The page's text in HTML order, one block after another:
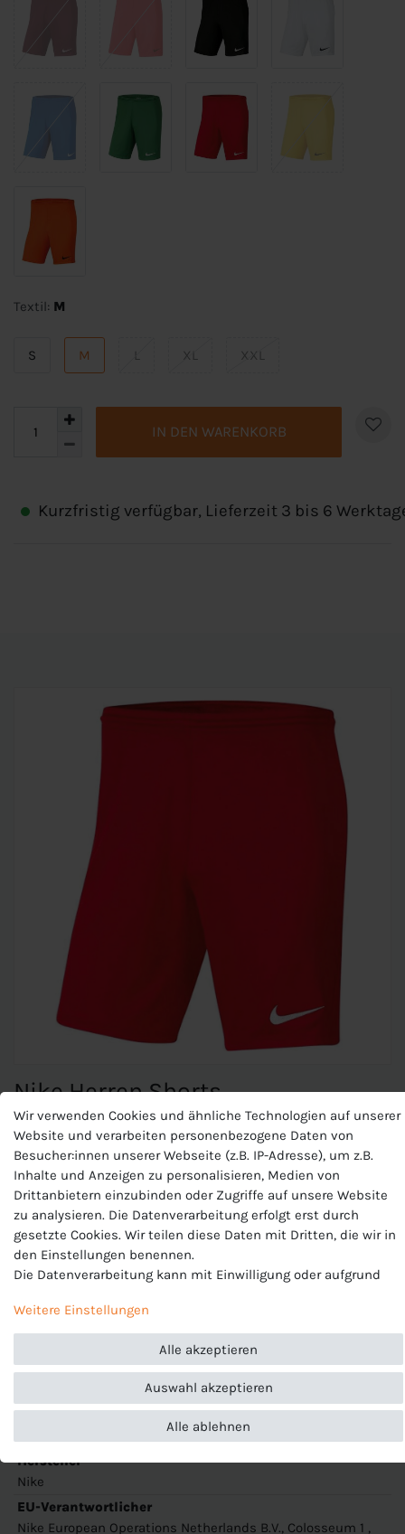
Textil: M
S M L XL XXL
IN DEN WARENKORB
Kurzfristig verfügbar, Lieferzeit 3 bis 6
Nike Herren Shorts
Nike Herren Shorts
Modell: Park III Short
Artikelnummer: BV6855
Passform:Slim fit, elastischer Taillenbund mit Kordelzug.
Ohne Innenhose
angenehmen und trockenen Tragekomfort
Produktnummer
Hersteller
Nike
EU-Verantwortlicher
Nike European Operations Netherlands B.V., Colosseum 1 ,
Wir verwenden Cookies und ähnliche Technologien auf unserer
Website und verarbeiten personenbezogene Daten von
Besucher:innen unserer Webseite (z.B. IP-Adresse), um z.B.
Inhalte und Anzeigen zu personalisieren, Medien von
Drittanbietern einzubinden oder Zugriffe auf unsere Website
zu analysieren. Die Datenverarbeitung erfolgt erst durch
gesetzte Cookies. Wir teilen diese Daten mit Dritten, die wir in
den Einstellungen benennen.
Die Datenverarbeitung kann mit Einwilligung oder aufgrund
erteilt oder abgelehnt werden. Es besteht das Recht, nicht
einzuwilligen und die Einwilligung zu einem späteren
Zeitpunkt zu ändern oder zu widerrufen. Beachten Sie unser
Impressumund weitere Hinweise zur Verwendung
personenbezogener Daten in unsererDaten­schutz­erklärung
Weitere Einstellungen
Alle akzeptieren
Alle ablehnen
Auswahl akzeptieren